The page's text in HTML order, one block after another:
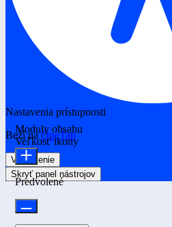
Nastavenia prístupnosti
Beží naOneTap
Vyhlásenie
Skryť panel nástrojov
Moduly obsahu
Veľkosť ikony
Predvolené